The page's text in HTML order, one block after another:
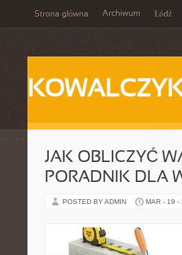
Strona główna Archiwum Łódź
JAK OBLICZYĆ
PORADNIK DLA
POSTED BY ADMIN MAR - 19 -